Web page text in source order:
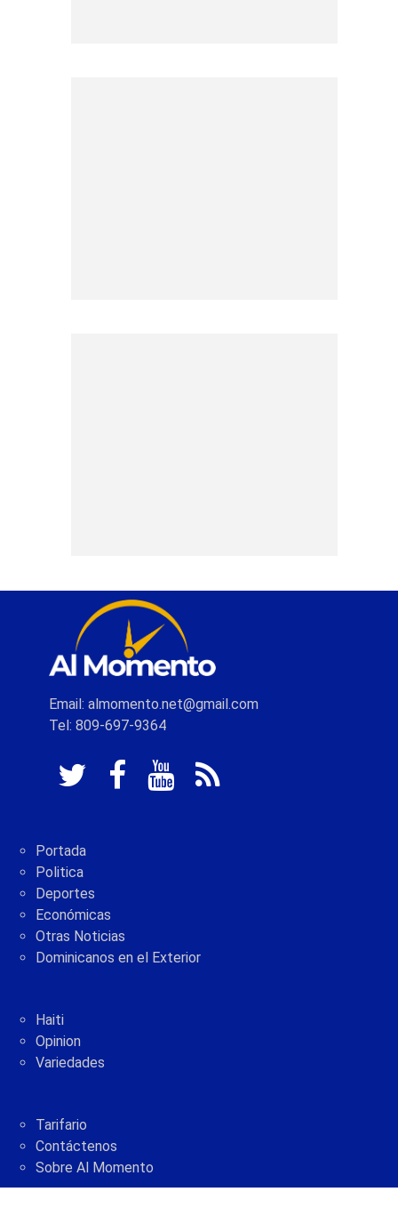
Email: almomento.net@gmail.com
Tel: 809-697-9364
Portada
Politica
Deportes
Económicas
Otras Noticias
Dominicanos en el Exterior
Haiti
Opinion
Variedades
Tarifario
Contáctenos
Sobre Al Momento